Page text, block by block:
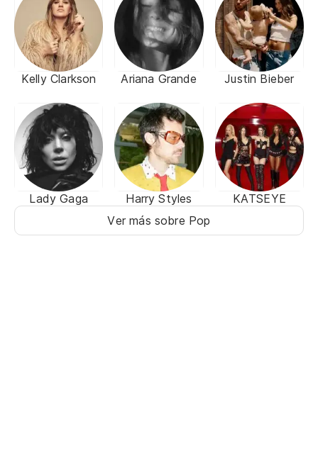
Kelly Clarkson Ariana Grande Justin Bieber
Lady Gaga Harry Styles
KATSEYE
Ver más sobre Pop